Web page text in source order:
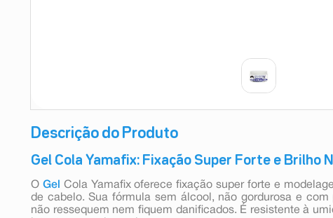
Descrição do Produto
Gel Cola Yamafix: Fixação Super Forte e Brilho
O Gel
Cola Yamafix oferece fixação super forte e
de cabelo. Sua fórmula sem álcool, não gordurosa e
não ressequem nem fiquem danificados. É resistente à